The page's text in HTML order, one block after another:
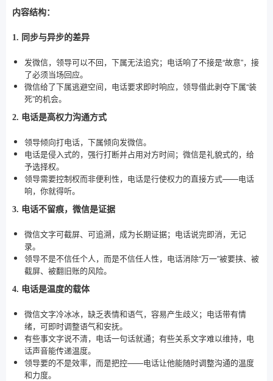
内容结构：
1. 同步与异步的差异
发微信，领导可以不回，下属无法追究；电话响了不接是“故意”，接
了必须当场回应。
微信给了下属逃避空间，电话要求即时响应，领导借此剥夺下属“装
死”的机会。
2. 电话是高权力沟通方式
领导倾向打电话，下属倾向发微信。
电话是侵入式的，强行打断并占用对方时间；微信是礼貌式的，给
予选择权。
领导需要控制权而非便利性，电话是行使权力的直接方式——电话
响，你就得听。
3. 电话不留痕，微信是证据
微信文字可截屏、可追溯，成为长期证据；电话说完即消，无记
录。
领导不是不信任个人，而是不信任人性，电话消除“万一”被要挟、被
截屏、被翻旧账的风险。
4. 电话是温度的载体
微信文字冷冰冰，缺乏表情和语气，容易产生歧义；电话带有情
绪，可即时调整语气和安抚。
有些事文字说不清，电话一句话就通；有些关系文字难以维持，电
话声音能传递温度。
领导要的不是效率，而是把控——电话让他能随时调整沟通的温度
和力度。